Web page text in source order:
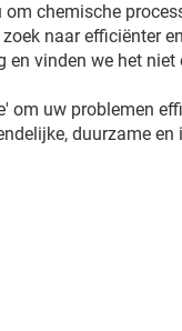
om chemische
naar efficiënter
en vinden we het
om uw problemen
duurzame en